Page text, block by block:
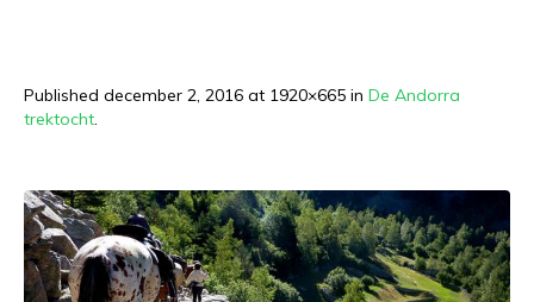
Published december 2, 2016 at 1920×665 in De Andorra
trektocht.